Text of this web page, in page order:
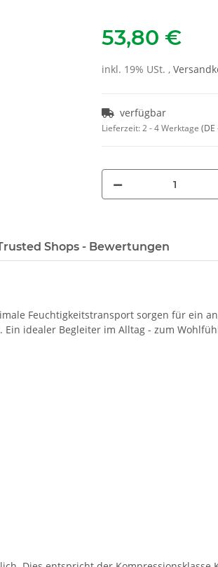
53,80 €
inkl. 19% USt. ,
verfügbar
Lieferzeit:2 - 4 Werktage
Shops - Bewertungen
Feuchtigkeitstransport sorgen für ein
Ein idealer Begleiter im Alltag - zum